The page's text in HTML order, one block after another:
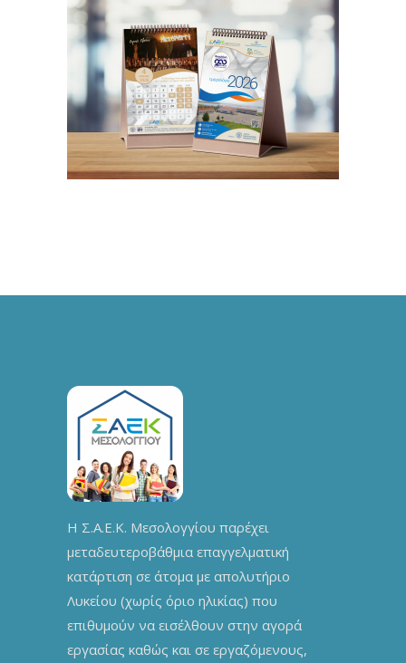
Η Σ.Α.Ε.Κ. Μεσολογγίου παρέχει
μεταδευτεροβάθμια επαγγελματική
κατάρτιση σε άτομα με απολυτήριο
Λυκείου (χωρίς όριο ηλικίας) που
επιθυμούν να εισέλθουν στην αγορά
εργασίας καθώς και σε εργαζόμενους,